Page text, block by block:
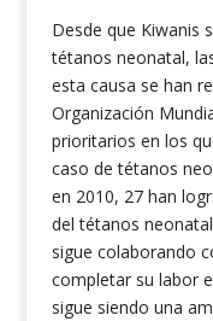
Desde que Kiwanis
tétanos neonatal,
esta causa se han
Organización
prioritarios en los
caso de tétanos
en 2010, 27 han
del tétanos
sigue colaborando
completar su labor
sigue siendo una